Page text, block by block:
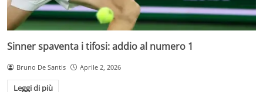
Sinner spaventa i tifosi: addio al numero 1
Bruno De Santis Aprile 2, 2026
Leggi di più